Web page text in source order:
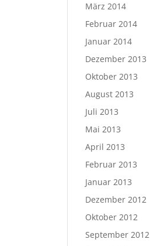
März 2014
Februar 2014
Januar 2014
Dezember 2013
Oktober 2013
August 2013
Juli 2013
Mai 2013
April 2013
Februar 2013
Januar 2013
Dezember 2012
Oktober 2012
September 2012